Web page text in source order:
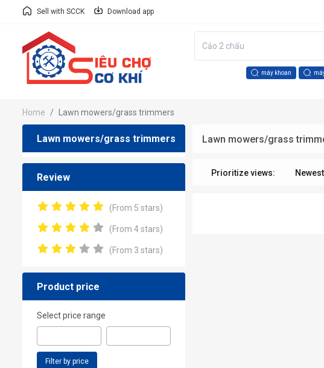
Sell with SCCK Download app
máy khoan
Home Lawn mowers/grass trimmers
Lawn mowers/grass trimmers
Review
(From 5 stars)
(From 4 stars)
(From 3 stars)
Product price
Select price range
Filter by price
Lawn mowers/grass
Prioritize views: Newest